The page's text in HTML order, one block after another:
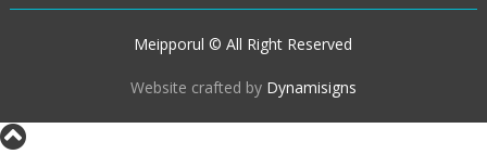
Meipporul © All Right Reserved
Website crafted by Dynamisigns